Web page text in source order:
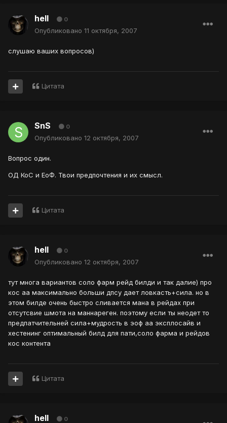
hell 0
Опубликовано 11 октября, 2007
слушаю ваших вопросов)
Цитата
SnS 0
Опубликовано 12 октября, 2007
Вопрос один.
ОД КоС и ЕоФ. Твои предпочтения и их смысл.
Цитата
hell 0
Опубликовано 12 октября, 2007
тут многа вариантов соло фарм рейд билди и так далие) про
кос аа максимально больши дпсу дает ловкасть+сила. но в
этом билде очень быстро сливается мана в рейдах при
отсутсвие шмота на маннареген. поэтому если ты неодет то
предпатчительней сила+мудрость в эоф аа эксплосайв и
хестенинг оптимальный билд для пати,соло фарма и рейдов
кос контента
Цитата
hell 0